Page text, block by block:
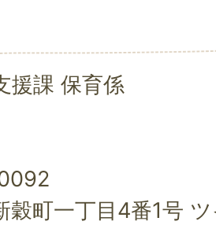
援課 保育係
穀町一丁目4番1号